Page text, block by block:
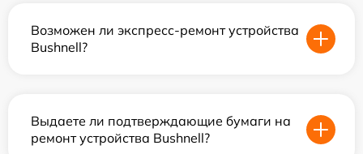
Возможен ли экспресс-ремонт устройства
Bushnell?
Выдаете ли подтверждающие бумаги на
ремонт устройства Bushnell?